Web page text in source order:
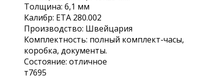
Толщина: 6,1 мм
Калибр: ЕТА 280.002
Производство: Швейцария
Комплектность: полный комплект-часы,
коробка, документы.
Состояние: отличное
т7695